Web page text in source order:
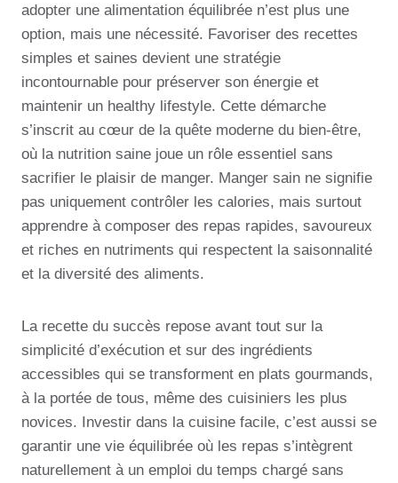
adopter une alimentation équilibrée n’est plus une
option, mais une nécessité. Favoriser des recettes
simples et saines devient une stratégie
incontournable pour préserver son énergie et
maintenir un healthy lifestyle. Cette démarche
s’inscrit au cœur de la quête moderne du bien-être,
où la nutrition saine joue un rôle essentiel sans
sacrifier le plaisir de manger. Manger sain ne signifie
pas uniquement contrôler les calories, mais surtout
apprendre à composer des repas rapides, savoureux
et riches en nutriments qui respectent la saisonnalité
et la diversité des aliments.
La recette du succès repose avant tout sur la
simplicité d’exécution et sur des ingrédients
accessibles qui se transforment en plats gourmands,
à la portée de tous, même des cuisiniers les plus
novices. Investir dans la cuisine facile, c’est aussi se
garantir une vie équilibrée où les repas s’intègrent
naturellement à un emploi du temps chargé sans